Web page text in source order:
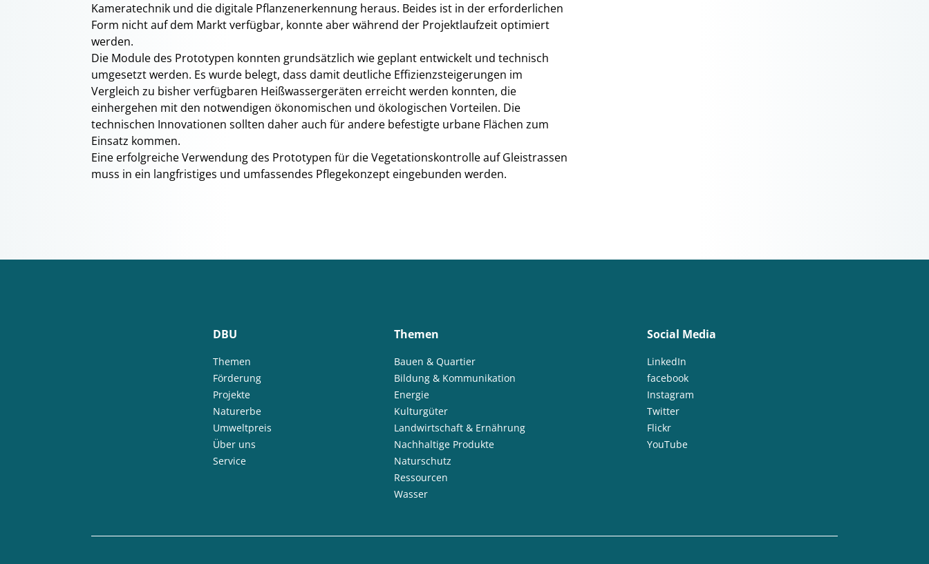
Kameratechnik und die digitale Pflanzenerkennung heraus. Beides ist in der erforderlichen
Form nicht auf dem Markt verfügbar, konnte aber während der Projektlaufzeit optimiert
werden.
Die Module des Prototypen konnten grundsätzlich wie geplant entwickelt und technisch
umgesetzt werden. Es wurde belegt, dass damit deutliche Effizienzsteigerungen im
Vergleich zu bisher verfügbaren Heißwassergeräten erreicht werden konnten, die
einhergehen mit den notwendigen ökonomischen und ökologischen Vorteilen. Die
technischen Innovationen sollten daher auch für andere befestigte urbane Flächen zum
Einsatz kommen.
Eine erfolgreiche Verwendung des Prototypen für die Vegetationskontrolle auf Gleistrassen
muss in ein langfristiges und umfassendes Pflegekonzept eingebunden werden.
DBU
Themen
Förderung
Projekte
Naturerbe
Umweltpreis
Über uns
Service
Themen
Bauen & Quartier
Bildung & Kommunikation
Energie
Kulturgüter
Landwirtschaft & Ernährung
Nachhaltige Produkte
Naturschutz
Ressourcen
Wasser
Social Media
LinkedIn
facebook
Instagram
Twitter
Flickr
YouTube